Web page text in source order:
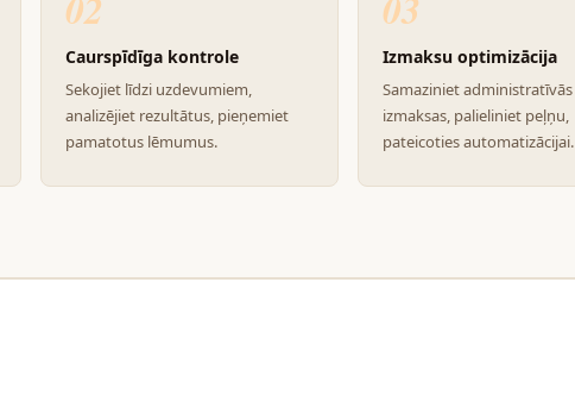
Caurspīdīga kontrole
Sekojiet līdzi uzdevumiem,
analizējiet rezultātus, pieņemiet
pamatotus lēmumus.
Izmaksu optimizācija
Samaziniet administratīvās
izmaksas, palieliniet peļņu,
pateicoties automatizācijai.